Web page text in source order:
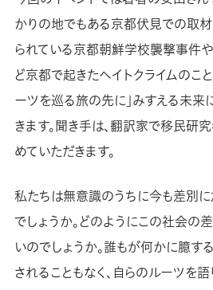
かりの地でもある京都伏見での取材
られている京都朝鮮学校襲撃事件
ど京都で起きたヘイトクライムのこ
ーツを巡る旅の先に」みすえる未来
きます。聞き手は、翻訳家で移民研
めていただきます。
私たちは無意識のうちに今も差別
でしょうか。どのようにこの社会の
いのでしょうか。誰もが何かに臆す
されることもなく、自らのルーツを